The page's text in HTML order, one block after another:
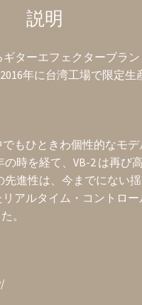
説明
ターエフェクターブラ
年に台湾工場で限定
もひときわ個性的なモ
時を経て、VB-2 は再び
進性は、今までにない
アルタイム・コントロー
。